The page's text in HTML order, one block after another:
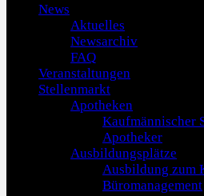
News
Aktuelles
Newsarchiv
FAQ
Veranstaltungen
Stellenmarkt
Apotheken
Kaufmännischer
Apotheker
Ausbildungsplätze
Ausbildung zum
Büromanagement